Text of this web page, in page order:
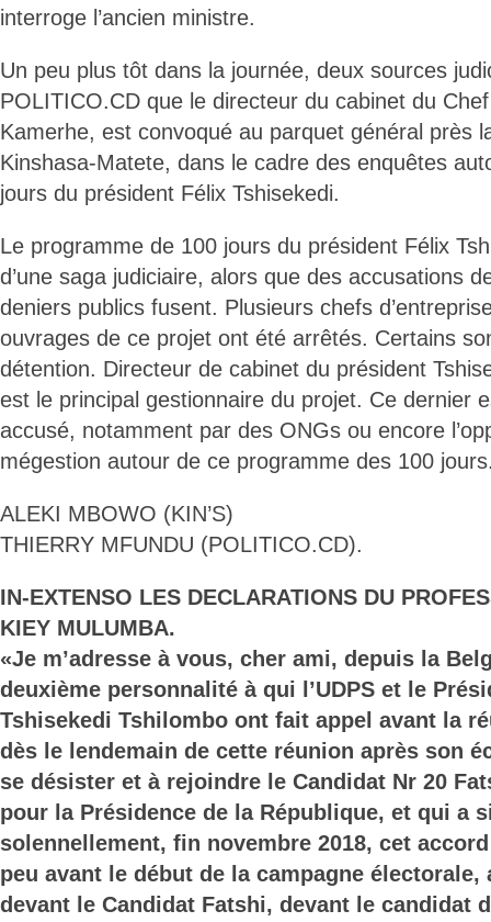
interroge l’ancien ministre.
Un peu plus tôt dans la journée, deux sources
POLITICO.CD que le directeur du cabinet du Chef
Kamerhe, est convoqué au parquet général près
Kinshasa-Matete, dans le cadre des enquêtes
jours du président Félix Tshisekedi.
Le programme de 100 jours du président Félix
d’une saga judiciaire, alors que des accusations
deniers publics fusent. Plusieurs chefs
ouvrages de ce projet ont été arrêtés. Certains
détention. Directeur de cabinet du président
est le principal gestionnaire du projet. Ce dernier
accusé, notamment par des ONGs ou encore
mégestion autour de ce programme des 100
ALEKI MBOWO (KIN’S)
THIERRY MFUNDU (POLITICO.CD).
IN-EXTENSO LES DECLARATIONS DU
KIEY MULUMBA.
«Je m’adresse à vous, cher ami, depuis la
deuxième personnalité à qui l’UDPS et le
Tshisekedi Tshilombo ont fait appel avant la
dès le lendemain de cette réunion après son
se désister et à rejoindre le Candidat Nr 20
pour la Présidence de la République, et qui a
solennellement, fin novembre 2018, cet
peu avant le début de la campagne électorale,
devant le Candidat Fatshi, devant le candidat